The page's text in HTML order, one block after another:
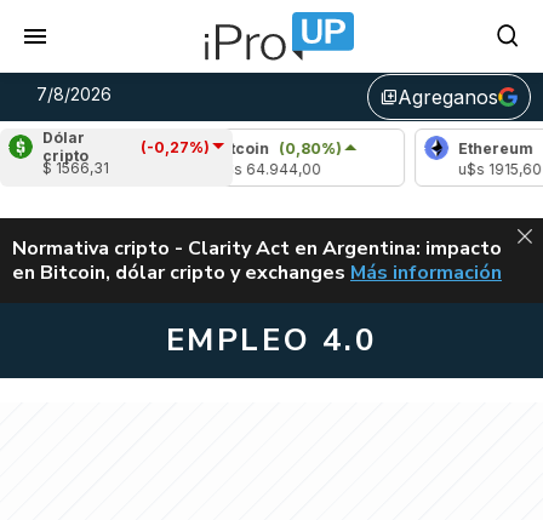
7/8/2026 library_addAgreganos
Dólar
cripto
(-0,27%)
$ 1566,31
Bitcoin (0,80%)
u$s 64.944,00
Ethereum
(0,58%)
u$s 1915,60
ALERTA
Normativa cripto - Clarity Act en Argentina: impacto
en Bitcoin, dólar cripto y exchanges CLARITY ACT EN
Más información
EMPLEO 4.0